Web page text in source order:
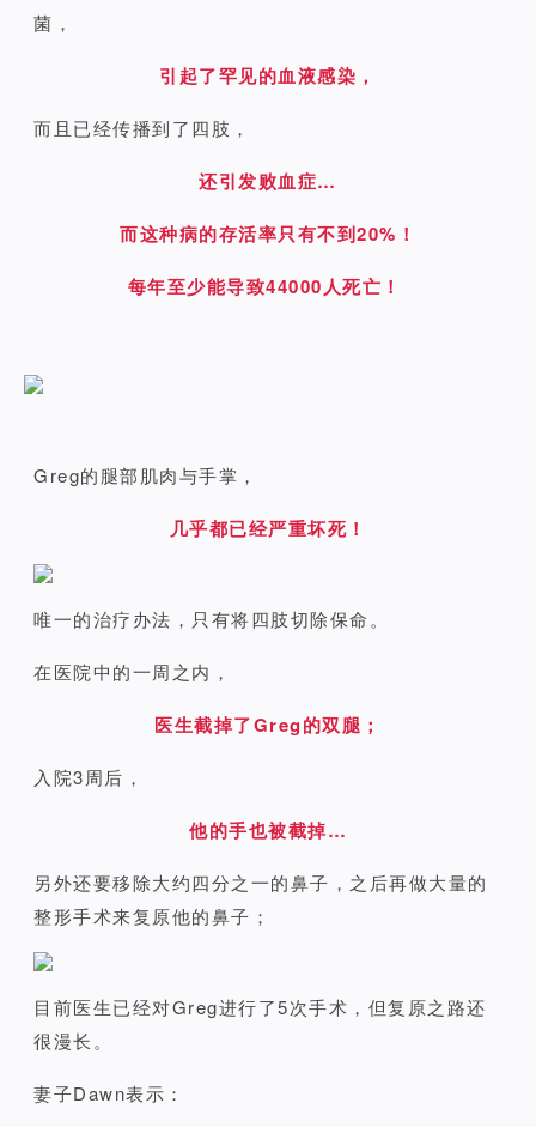
菌，
引起了罕见的血液感染，
而且已经传播到了四肢，
还引发败血症…
而这种病的存活率只有不到20%！
每年至少能导致44000人死亡！
Greg的腿部肌肉与手掌，
几乎都已经严重坏死！
唯一的治疗办法，只有将四肢切除保命。
在医院中的一周之内，
医生截掉了Greg的双腿；
入院3周后，
他的手也被截掉…
另外还要移除大约四分之一的鼻子，之后再做大量的
整形手术来复原他的鼻子；
目前医生已经对Greg进行了5次手术，但复原之路还
很漫长。
妻子Dawn表示：